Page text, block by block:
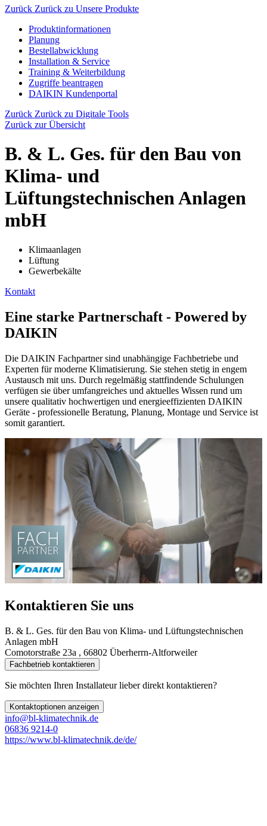
Zurück Zurück zu Unsere Produkte
Produktinformationen
Planung
Bestellabwicklung
Installation & Service
Training & Weiterbildung
Zugriffe beantragen
DAIKIN Kundenportal
Zurück Zurück zu Digitale Tools
Zurück zur Übersicht
B. & L. Ges. für den Bau von
Klima- und
Lüftungstechnischen Anlagen
mbH
Klimaanlagen
Lüftung
Gewerbekälte
Kontakt
Eine starke Partnerschaft - Powered by
DAIKIN
Die DAIKIN Fachpartner sind unabhängige Fachbetriebe und
Experten für moderne Klimatisierung. Sie stehen stetig in engem
Austausch mit uns. Durch regelmäßig stattfindende Schulungen
verfügen sie über umfangreiches und aktuelles Wissen rund um
unsere qualitativ hochwertigen und energieeffizienten DAIKIN
Geräte - professionelle Beratung, Planung, Montage und Service ist
somit garantiert.
Kontaktieren Sie uns
B. & L. Ges. für den Bau von Klima- und Lüftungstechnischen
Anlagen mbH
Comotorstraße 23a , 66802 Überherrn-Altforweiler
Fachbetrieb kontaktieren
Sie möchten Ihren Installateur lieber direkt kontaktieren?
Kontaktoptionen anzeigen
info@bl-klimatechnik.de
06836 9214-0
https://www.bl-klimatechnik.de/de/